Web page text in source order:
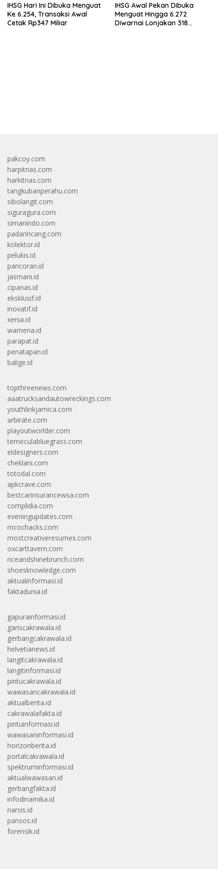
IHSG Hari Ini Dibuka Menguat
Ke 6.254, Transaksi Awal
Cetak Rp347 Miliar
IHSG Awal Pekan Dibuka
Menguat Hingga 6.272
Diwarnai Lonjakan 318
pakcoy.com
harpitnas.com
harkitnas.com
tangkubanperahu.com
sibolangit.com
siguragura.com
simanindo.com
padarincang.com
kolektor.id
pelukis.id
pancoran.id
jasmani.id
cipanas.id
eksklusif.id
inovatif.id
xenia.id
wamena.id
parapat.id
penatapan.id
balige.id
topthreenews.com
aaatrucksandautowreckings.com
youthlinkjamica.com
arbirate.com
playoutworlder.com
temeculabluegrass.com
eldesigners.com
cheklani.com
totodal.com
apkcrave.com
bestcarinsurancewsa.com
complidia.com
eveningupdates.com
mcochacks.com
mostcreativeresumes.com
oxcarttavern.com
riceandshinebrunch.com
shoesknowledge.com
aktualinformasi.id
faktadunia.id
gapurainformasi.id
gariscakrawala.id
gerbangcakrawala.id
helvetianews.id
langitcakrawala.id
langitinformasi.id
pintucakrawala.id
wawasancakrawala.id
aktualberita.id
cakrawalafakta.id
pintuinformasi.id
wawasaninformasi.id
horizonberita.id
portalcakrawala.id
spektruminformasi.id
aktualwawasan.id
gerbangfakta.id
infodinamika.id
narsis.id
pansos.id
forensik.id